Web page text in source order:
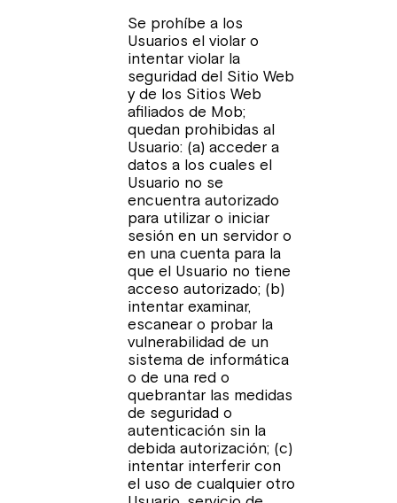
Se prohíbe a los
Usuarios el violar o
intentar violar la
seguridad del Sitio Web
y de los Sitios Web
afiliados de Mob;
quedan prohibidas al
Usuario: (a) acceder a
datos a los cuales el
Usuario no se
encuentra autorizado
para utilizar o iniciar
sesión en un servidor o
en una cuenta para la
que el Usuario no tiene
acceso autorizado; (b)
intentar examinar,
escanear o probar la
vulnerabilidad de un
sistema de informática
o de una red o
quebrantar las medidas
de seguridad o
autenticación sin la
debida autorización; (c)
intentar interferir con
el uso de cualquier otro